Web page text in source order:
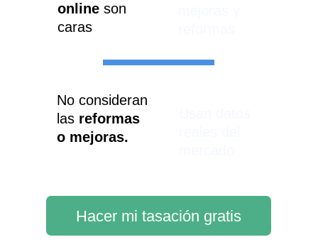
Hacer mi tasación gratis
online son
caras
No consideran
las reformas
o mejoras.